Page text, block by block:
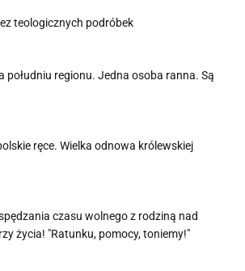
teologicznych podróbek
południu regionu. Jedna osoba ranna. Są
ręce. Wielka odnowa królewskiej
czasu wolnego z rodziną nad
życia! "Ratunku, pomocy, toniemy!"